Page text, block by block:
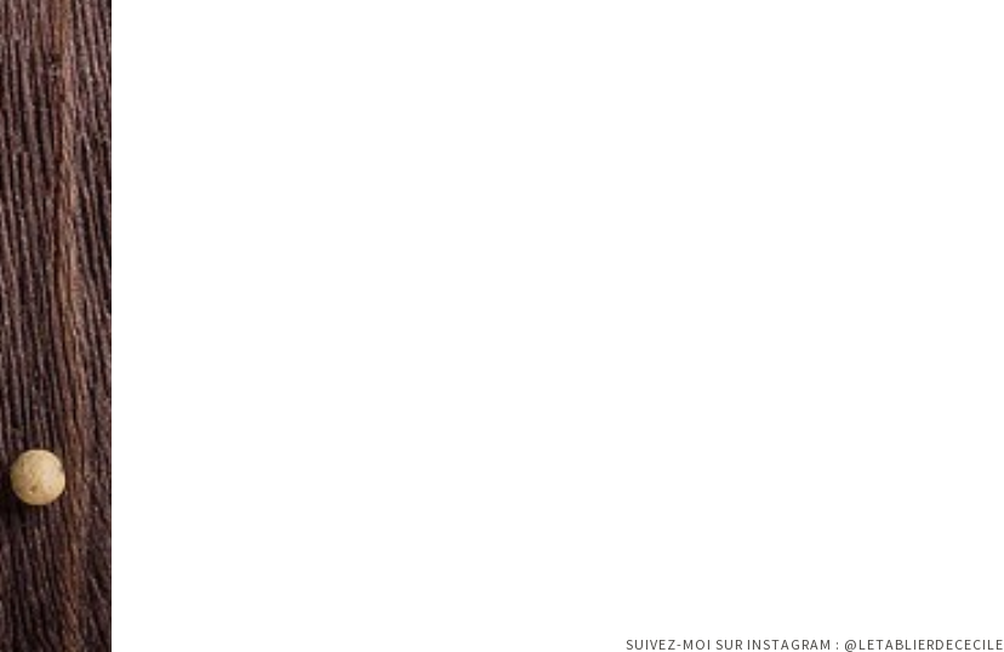
SUIVEZ-MOI SUR INSTAGRAM : @LETABLIERDECECILE
Instagram n'a pas retourné le status 200.